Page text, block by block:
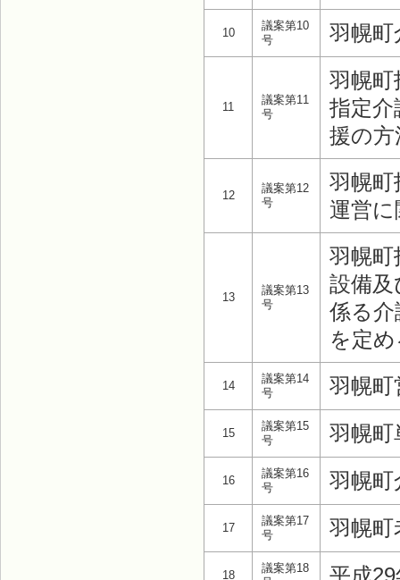
10
議案第10
号
羽幌町
11
議案第11
号
羽幌町
指定
援の
12
議案第12
号
羽幌町
運営
13
議案第13
号
羽幌町
設備
係る
を定
14
議案第14
号
羽幌町
15
議案第15
号
羽幌町
16
議案第16
号
羽幌町
17
議案第17
号
羽幌
18
議案第18
平成